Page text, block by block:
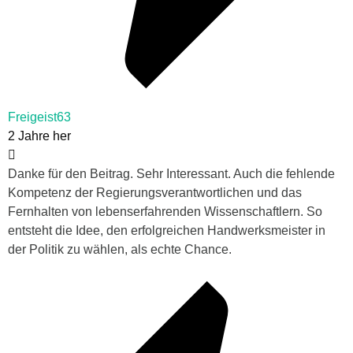
Freigeist63
2 Jahre her
Danke für den Beitrag. Sehr Interessant. Auch die fehlende
Kompetenz der Regierungsverantwortlichen und das
Fernhalten von lebenserfahrenden Wissenschaftlern. So
entsteht die Idee, den erfolgreichen Handwerksmeister in
der Politik zu wählen, als echte Chance.